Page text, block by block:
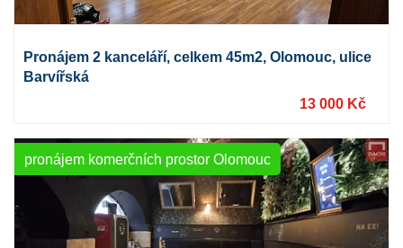
Pronájem 2 kanceláří, celkem 45m2, Olomouc, ulice
Barvířská
13 000 Kč
pronájem komerčních prostor Olomouc